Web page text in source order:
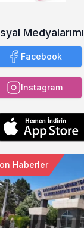
Facebook
Instagram
Haberler